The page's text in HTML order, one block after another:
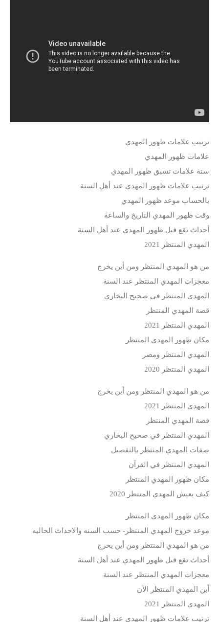
ترتيب علامات ظهور المهدي
علامات ظهور المهدي
ستة علامات تسبق ظهور المهدي
ترتيب علامات ظهور المهدي عند أهل السنة
بالحساب موعد ظهور المهدي
وقت ظهور المهدي التاريخ والساعة
أحداث تقع قبل ظهور المهدي عند أهل السنة
المهدي المنتظر 2021
من هو المهدي المنتظر ومن أين يخرج
معجزات المهدي المنتظر عند السنة
المهدي المنتظر في صحيح البخاري
قصة المهدي المنتظر
المهدي المنتظر 2021
مكان ظهور المهدي المنتظر
المهدي المنتظر ومصر
المهدي المنتظر 2020
من هو المهدي المنتظر ومن أين يخرج
المهدي المنتظر 2021
قصة المهدي المنتظر
المهدي المنتظر في صحيح البخاري
صفات المهدي المنتظر بالتفصيل
المهدي المنتظر في القرآن
مكان ظهور المهدي المنتظر
كيف يعيش المهدي المنتظر 2020
مكان ظهور المهدي المنتظر
موعد خروج المهدي المنتظر- حسب السنه والاحداث الحاليه
من هو المهدي المنتظر ومن أين يخرج
أحداث تقع قبل ظهور المهدي عند أهل السنة
معجزات المهدي المنتظر عند السنة
أين المهدي المنتظر الآن
المهدي المنتظر 2021
ترتيب علامات ظهور المهدي عند أهل السنة